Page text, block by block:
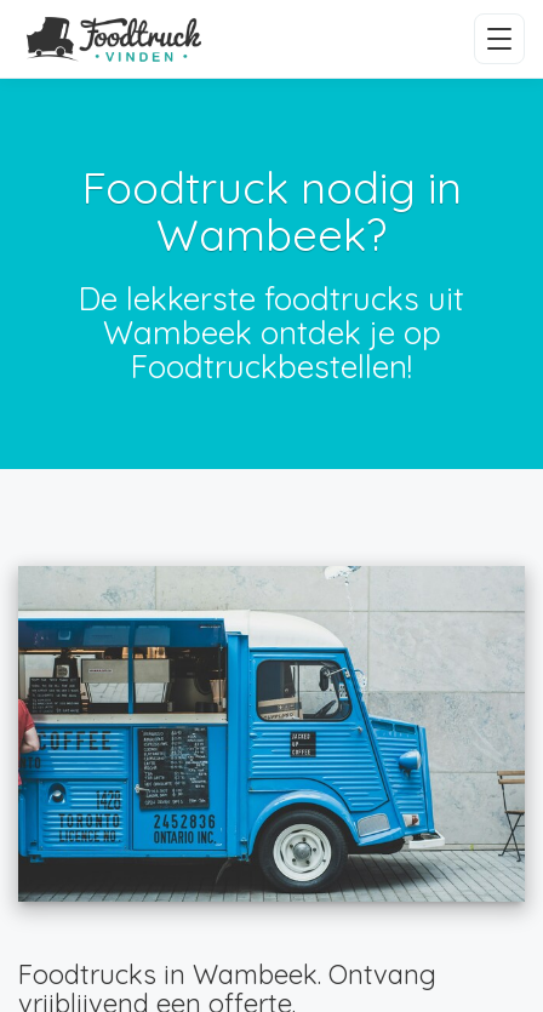
Foodtruck nodig in
Wambeek?
De lekkerste foodtrucks uit
Wambeek ontdek je op
Foodtruckbestellen!
Foodtrucks in Wambeek. Ontvang
vrijblijvend een offerte.